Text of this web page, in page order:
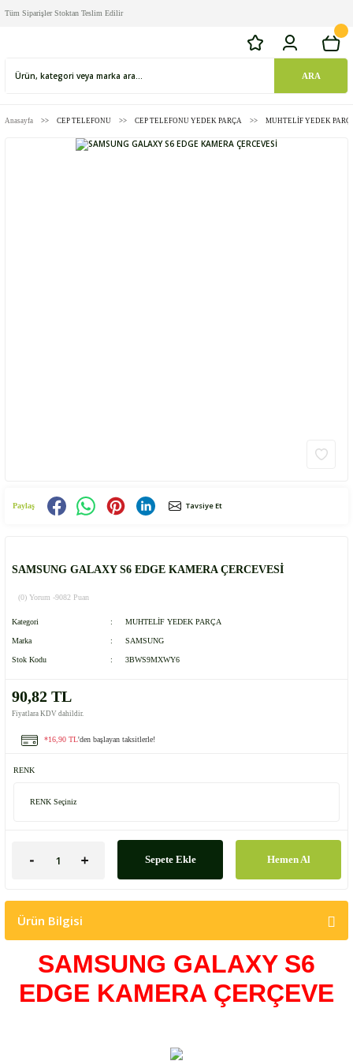
Tüm Siparişler Stoktan Teslim Edilir
ARA
Anasayfa CEP TELEFONU CEP TELEFONU YEDEK PARÇA MUHTELİF YEDEK
Paylaş Tavsiye Et
SAMSUNG GALAXY S6 EDGE KAMERA ÇERCEVESİ
(0) Yorum -9082 Puan
Kategori MUHTELİF YEDEK PARÇA
Marka SAMSUNG
Stok Kodu 3BWS9MXWY6
90,82 TL
Fiyatlara KDV dahildir.
*16,90 TL'den başlayan taksitlerle!
RENK
Sepete Ekle Hemen Al
Ürün Bilgisi
SAMSUNG GALAXY S6
EDGE KAMERA ÇERÇEVE